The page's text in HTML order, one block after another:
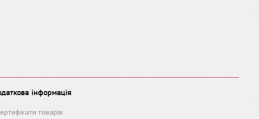
інформація
товарів